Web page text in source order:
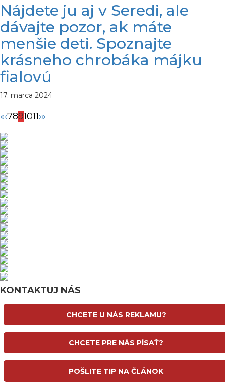
Nájdete ju aj v Seredi, ale
dávajte pozor, ak máte
menšie deti. Spoznajte
krásneho chrobáka májku
fialovú
17. marca 2024
«‹7891011›»
KONTAKTUJ NÁS
CHCETE U NÁS REKLAMU?
CHCETE PRE NÁS PÍSAŤ?
POŠLITE TIP NA ČLÁNOK